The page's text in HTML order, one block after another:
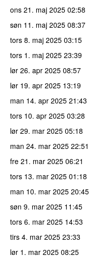
ons 21. maj 2025 02:58
søn 11. maj 2025 08:37
tors 8. maj 2025 03:15
tors 1. maj 2025 23:39
lør 26. apr 2025 08:57
lør 19. apr 2025 13:19
man 14. apr 2025 21:43
tors 10. apr 2025 03:28
lør 29. mar 2025 05:18
man 24. mar 2025 22:51
fre 21. mar 2025 06:21
tors 13. mar 2025 01:18
man 10. mar 2025 20:45
søn 9. mar 2025 11:45
tors 6. mar 2025 14:53
tirs 4. mar 2025 23:33
lør 1. mar 2025 08:25